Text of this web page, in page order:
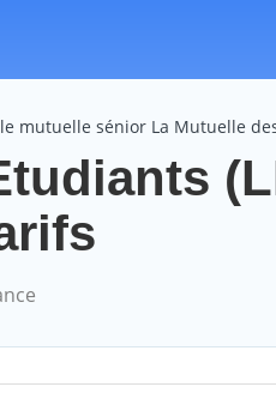
mutuelle sénior La Mutuelle